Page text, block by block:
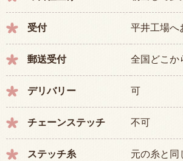
受付 平井工場へ
郵送受付 全国どこか
デリバリー 可
チェーンステッチ 不可
ステッチ糸
元の糸と同